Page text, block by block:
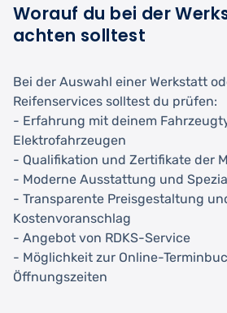
Worauf du bei der
achten solltest
Bei der Auswahl einer Werkstatt
Reifenservices solltest du prüfen:
- Erfahrung mit deinem
Elektrofahrzeugen
- Qualifikation und Zertifikate der
- Moderne Ausstattung und
- Transparente Preisgestaltung
Kostenvoranschlag
- Angebot von RDKS-Service
- Möglichkeit zur Online-
Öffnungszeiten